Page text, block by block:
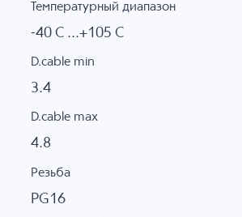
Температурный диапазон
-40 C ...+105 C
D.cable min
3.4
D.cable max
4.8
Резьба
PG16